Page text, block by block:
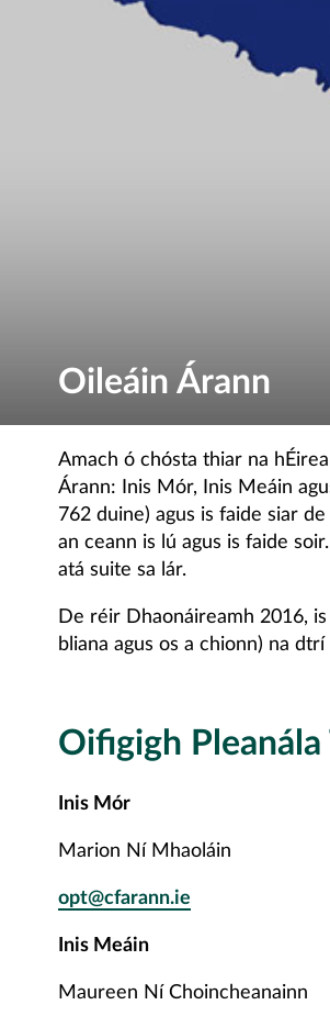
Oileáin Árann
Amach ó chósta thiar na
Árann: Inis Mór, Inis Meáin
762 duine) agus is faide siar
an ceann is lú agus is faide
atá suite sa lár.
De réir Dhaonáireamh 2016,
bliana agus os a chionn) na dtrí
Oifigigh Pleanála
Inis Mór
Marion Ní Mhaoláin
opt@cfarann.ie
Inis Meáin
Maureen Ní Choincheanainn